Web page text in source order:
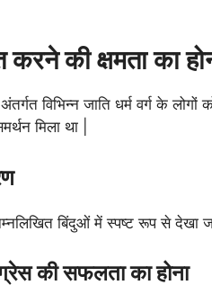
करने की क्षमता का
अंतर्गत विभिन्न जाति धर्म वर्ग के
मिला था |
बिंदुओं में स्पष्ट रूप से देखा
की सफलता का होना